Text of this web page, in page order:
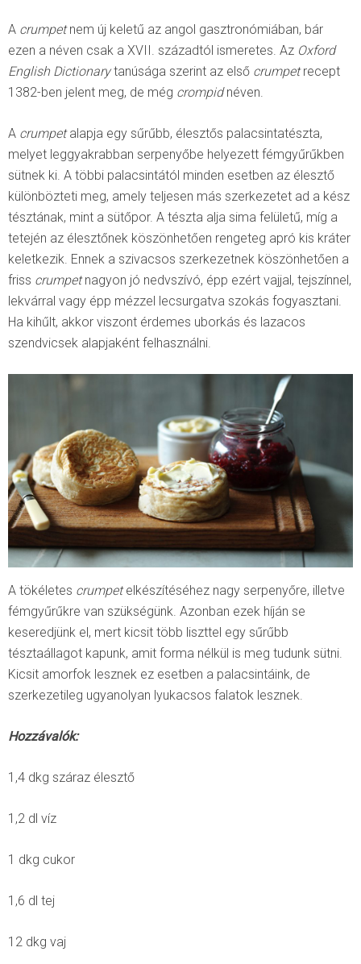
A crumpetnem új keletű az angol gasztronómiában, bár
ezen a néven csak a XVII. századtól ismeretes. Az Oxford
English Dictionarytanúsága szerint az első crumpetrecept
1382-ben jelent meg, de még crompidnéven.
A crumpetalapja egy sűrűbb, élesztős palacsintatészta,
melyet leggyakrabban serpenyőbe helyezett fémgyűrűkben
sütnek ki. A többi palacsintától minden esetben az élesztő
különbözteti meg, amely teljesen más szerkezetet ad a kész
tésztának, mint a sütőpor. A tészta alja sima felületű, míg a
tetején az élesztőnek köszönhetően rengeteg apró kis kráter
keletkezik. Ennek a szivacsos szerkezetnek köszönhetően a
friss crumpetnagyon jó nedvszívó, épp ezért vajjal, tejszínnel,
lekvárral vagy épp mézzel lecsurgatva szokás fogyasztani.
Ha kihűlt, akkor viszont érdemes uborkás és lazacos
szendvicsek alapjaként felhasználni.
A tökéletes crumpetelkészítéséhez nagy serpenyőre, illetve
fémgyűrűkre van szükségünk. Azonban ezek híján se
keseredjünk el, mert kicsit több liszttel egy sűrűbb
tésztaállagot kapunk, amit forma nélkül is meg tudunk sütni.
Kicsit amorfok lesznek ez esetben a palacsintáink, de
szerkezetileg ugyanolyan lyukacsos falatok lesznek.
Hozzávalók:
1,4 dkg száraz élesztő
1,2 dl víz
1 dkg cukor
1,6 dl tej
12 dkg vaj